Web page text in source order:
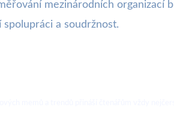
mezinárodních organizací
a soudržnost.